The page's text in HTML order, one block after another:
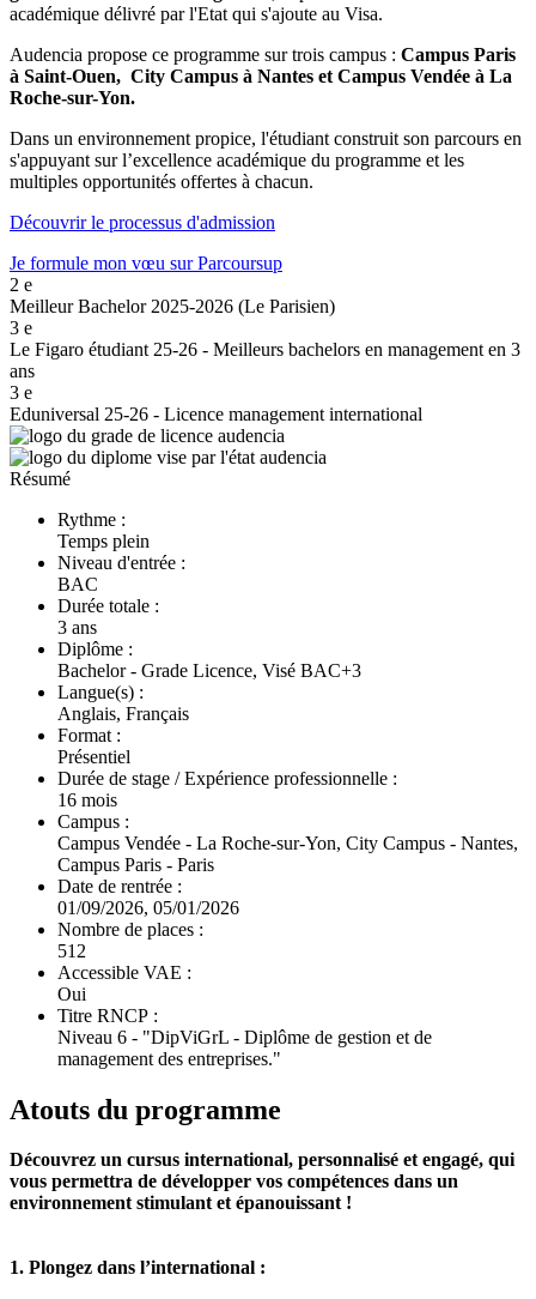
académique délivré par l'Etat qui s'ajoute au Visa.
Audencia propose ce programme sur trois campus : Campus Paris
à Saint-Ouen, City Campus à Nantes et Campus Vendée à La
Roche-sur-Yon.
Dans un environnement propice, l'étudiant construit son parcours en
s'appuyant sur l’excellence académique du programme et les
multiples opportunités offertes à chacun.
Découvrir le processus d'admission
Je formule mon vœu sur Parcoursup
2 e
Meilleur Bachelor 2025-2026 (Le Parisien)
3 e
Le Figaro étudiant 25-26 - Meilleurs bachelors en management en 3
ans
3 e
Eduniversal 25-26 - Licence management international
Résumé
Rythme :
Temps plein
Niveau d'entrée :
BAC
Durée totale :
3 ans
Diplôme :
Bachelor - Grade Licence, Visé BAC+3
Langue(s) :
Anglais, Français
Format :
Présentiel
Durée de stage / Expérience professionnelle :
16 mois
Campus :
Campus Vendée - La Roche-sur-Yon, City Campus - Nantes,
Campus Paris - Paris
Date de rentrée :
01/09/2026, 05/01/2026
Nombre de places :
512
Accessible VAE :
Oui
Titre RNCP :
Niveau 6 - "DipViGrL - Diplôme de gestion et de
management des entreprises."
Atouts du programme
Découvrez un cursus international, personnalisé et engagé, qui
vous permettra de développer vos compétences dans un
environnement stimulant et épanouissant !
1. Plongez dans l’international :